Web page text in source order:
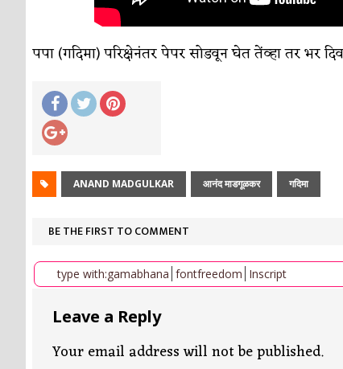
पपा (गदिमा) परिक्षेनंतर पेपर सोडवून घेत तेंव्हा तर भर
ANAND MADGULKAR आनंद माडगूळकर गदिमा
BE THE FIRST TO COMMENT
type with:gamabhana fontfreedom Inscript
Leave a Reply
Your email address will not be published.